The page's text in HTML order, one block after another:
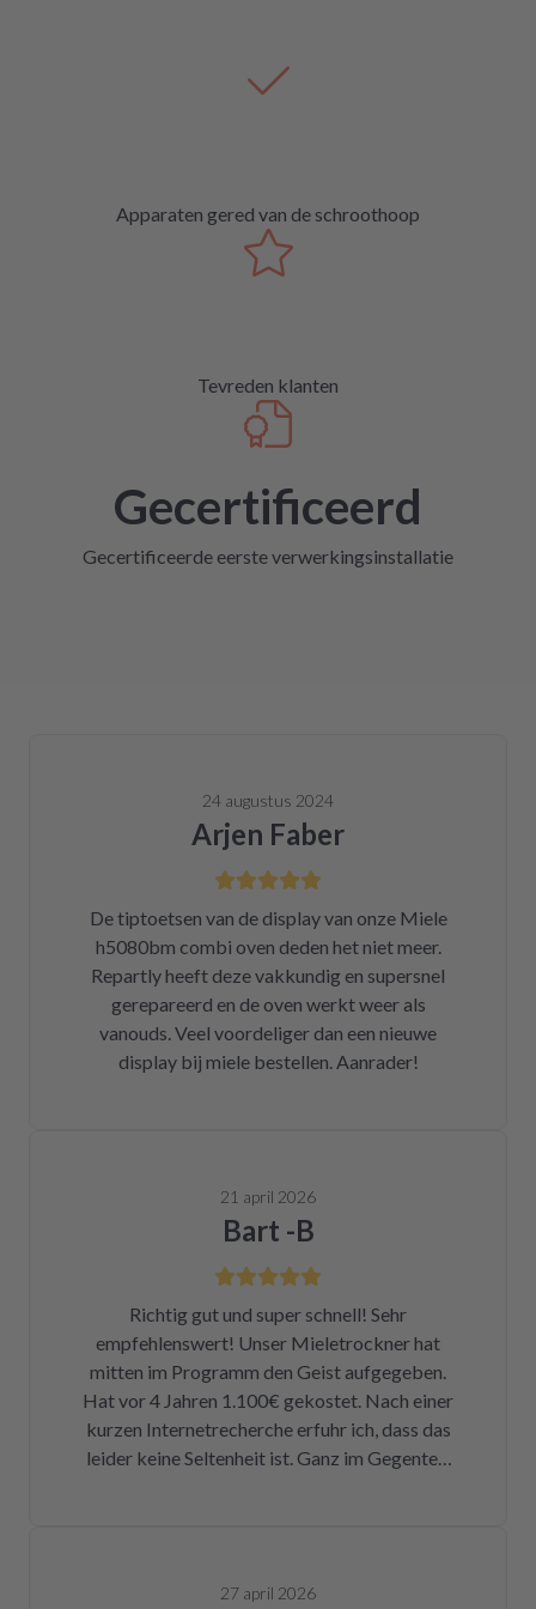
Apparaten gered van de schroothoop
Tevreden klanten
Gecertificeerd
Gecertificeerde eerste verwerkingsinstallatie
24 augustus 2024
Arjen Faber
De tiptoetsen van de display van onze Miele
h5080bm combi oven deden het niet meer.
Repartly heeft deze vakkundig en supersnel
gerepareerd en de oven werkt weer als
vanouds. Veel voordeliger dan een nieuwe
display bij miele bestellen. Aanrader!
21 april 2026
Bart -B
Richtig gut und super schnell! Sehr
empfehlenswert! Unser Mieletrockner hat
mitten im Programm den Geist aufgegeben.
Hat vor 4 Jahren 1.100€ gekostet. Nach einer
kurzen Internetrecherche erfuhr ich, dass das
leider keine Seltenheit ist. Ganz im Gegenteil.
Modell und Fehler eingegeben und dann hatte
27 april 2026